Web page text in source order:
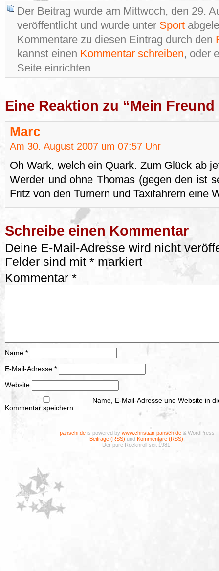
Der Beitrag wurde am Mittwoch, den 29.
veröffentlicht und wurde unter Sport
Kommentare zu diesen Eintrag durch den
kannst einen Kommentar schreiben, oder
Seite einrichten.
Eine Reaktion zu “Mein
Marc
Am 30. August 2007 um 07:57 Uhr
Oh Wark, welch ein Quark. Zum Glück ab
Werder und ohne Thomas (gegen den ist
Fritz von den Turnern und Taxifahrern eine
Schreibe einen Kommentar
Deine E-Mail-Adresse wird nicht
Felder sind mit * markiert
Kommentar *
Name *
E-Mail-Adresse *
Website
Name, E-Mail-Adresse und Website in
Kommentar speichern.
panschi.deis powered by www.christian-pansch.de& WordPress
Beiträge (RSS) und Kommentare (RSS)
Der pure Rocknroll seit 1981!